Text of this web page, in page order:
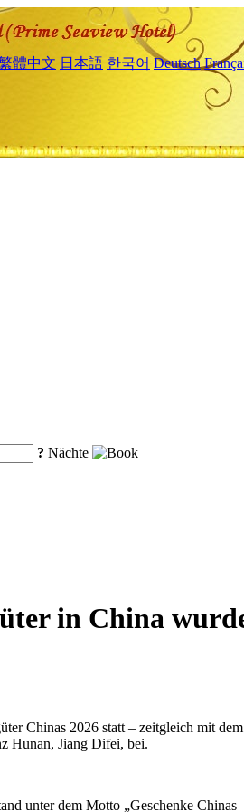
體中文 日本語 한국어 Deutsch
? Nächte
in China
Chinas 2026 statt – zeitgleich mit
Hunan, Jiang Difei, bei.
unter dem Motto „Geschenke